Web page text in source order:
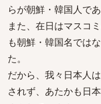
らが朝鮮・韓国人で
また、在日はマスコ
も朝鮮・韓国名では
た。
だから、我々日本人
されず、あたかも日